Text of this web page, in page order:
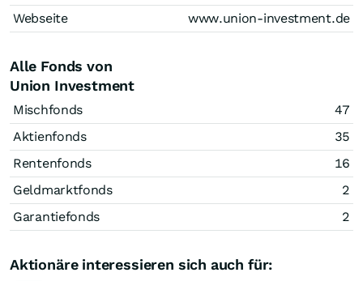
Webseite
www.union-investment.de
Alle Fonds von
Union Investment
Mischfonds
47
Aktienfonds
35
Rentenfonds
16
Geldmarktfonds
2
Garantiefonds
2
Aktionäre interessieren sich auch für: